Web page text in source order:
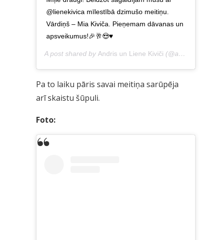
@lienekivica mīlestībā dzimušo meitiņu.
Vārdiņš – Mia Kiviča. Pieņemam dāvanas un
apsveikumus!🎉🥂😍♥️
A post shared by Andris un Liene Kiviči (@andrislienekivici) on
Pa to laiku pāris savai meitiņa sarūpēja
arī skaistu šūpuli.
Foto: